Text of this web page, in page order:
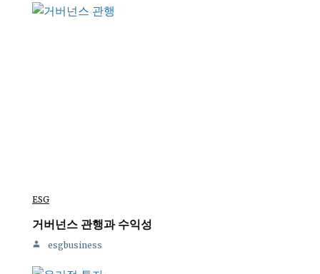
ESG
거버넌스 관행과 수익성
esgbusiness